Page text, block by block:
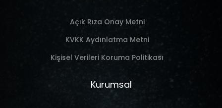
Açık Rıza Onay Metni
KVKK Aydınlatma Metni
Kişisel Verileri Koruma Politikası
Kurumsal